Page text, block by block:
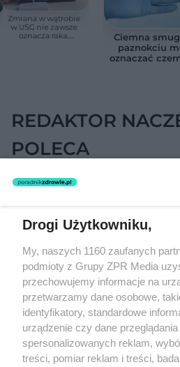
Zmiana w wątrobie
w USG nie zawsze
oznacza raka.
Ciemna
paznokciu
oznaczać
REDAKTOR
POLECA
Drogi Użytkowniku,
My, naszych 1160 zaufanych
podmioty z Grupy ZPR Media
przechowujemy informacje na
przetwarzamy dane osobowe,
identyfikatory, standardowe
urządzenie czy dane
spersonalizowanych reklam,
treści, pomiar reklam i treści,